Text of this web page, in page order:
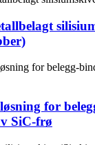
for
SiC-frø